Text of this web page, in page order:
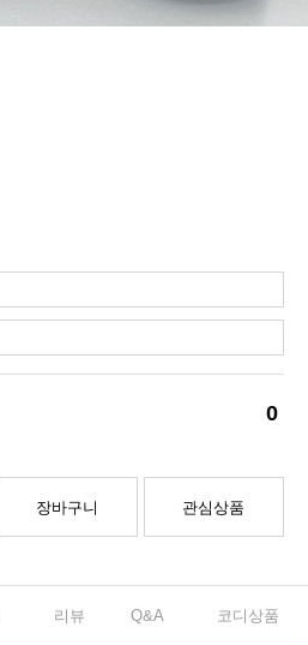
0
장바구니 관심상품
리뷰 Q&A 코디상품